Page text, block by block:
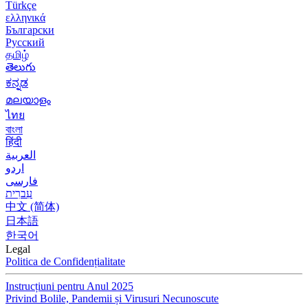
Türkçe
ελληνικά
Български
Русский
தமிழ்
తెలుగు
ಕನ್ನಡ
മലയാളം
ไทย
বাংলা
हिंदी
العربية
اردو
فارسی
עִברִית
中文 (简体)
日本語
한국어
Legal
Politica de Confidențialitate
Instrucțiuni pentru Anul 2025
Privind Bolile, Pandemii și Virusuri Necunoscute